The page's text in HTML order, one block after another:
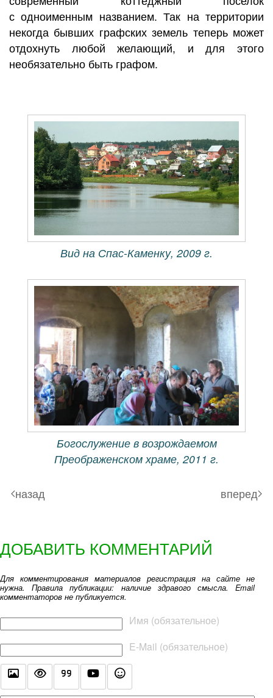
с одноименным названием. Так на территории
некогда бывших графских земель теперь может
отдохнуть любой желающий, и для этого
необязательно быть графом.
Вид на Спас-Каменку, 2009 г.
Богослужение в возрождаемом
Преображенском храме, 2011 г.
назад вперед
ДОБАВИТЬ КОММЕНТАРИЙ
Для комментирования материалов регистрация на сайте не
нужна. Правила публикации: наличие здравого смысла. Email
комментаторов не публикуется.
Имя (обязательное)
E-Mail (обязательное)
Текст комментария